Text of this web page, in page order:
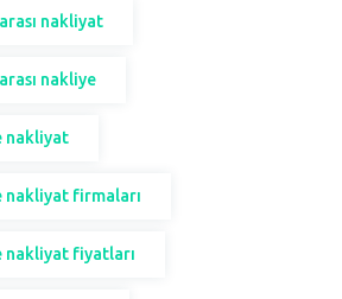
nakliyat
nakliye
nakliyat
nakliyat firmaları
nakliyat fiyatları